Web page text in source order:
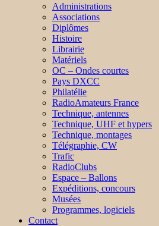
Administrations
Associations
Diplômes
Histoire
Librairie
Matériels
OC – Ondes courtes
Pays DXCC
Philatélie
RadioAmateurs France
Technique, antennes
Technique, UHF et hypers
Technique, montages
Télégraphie, CW
Trafic
RadioClubs
Espace – Ballons
Expéditions, concours
Musées
Programmes, logiciels
Contact